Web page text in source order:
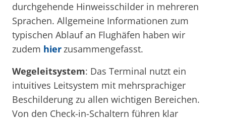
durchgehende Hinweisschilder in mehreren
Sprachen. Allgemeine Informationen zum
typischen Ablauf an Flughäfen haben wir
zudem hierzusammengefasst.
Wegeleitsystem: Das Terminal nutzt ein
intuitives Leitsystem mit mehrsprachiger
Beschilderung zu allen wichtigen Bereichen.
Von den Check-in-Schaltern führen klar